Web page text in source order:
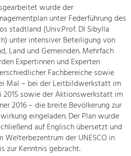
&
und
Verkehr und
wurde der
unter Federführung des
stadtland (Univ.Prof. DI Sibylla
unter intensiver Beteiligung von
Land und Gemeinden. Mehrfach
Expertinnen und Experten
Fachbereiche sowie
Mal – bei der Leitbildwerkstatt im
2015 sowie der Aktionswerkstatt im
2016 – die breite Bevölkerung zur
eingeladen. Der Plan wurde
auf Englisch übersetzt und
Welterbezentrum der UNESCO in
zur Kenntnis gebracht.